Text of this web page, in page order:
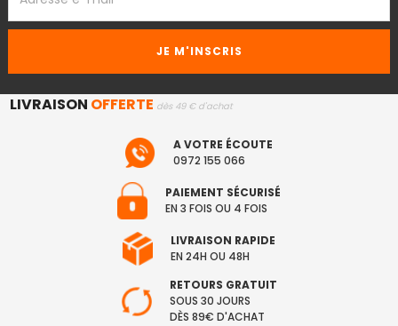
LIVRAISON OFFERTE dès 49 € d'achat
A VOTRE ÉCOUTE
0972 155 066
PAIEMENT SÉCURISÉ
EN 3 FOIS OU 4 FOIS
LIVRAISON RAPIDE
EN 24H OU 48H
RETOURS GRATUIT
SOUS 30 JOURS
DÈS 89€ D'ACHAT